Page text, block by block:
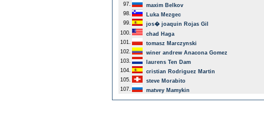
97.
maxim Belkov
98.
Luka Mezgec
99.
jos� joaquin Rojas Gil
100.
chad Haga
101.
tomasz Marczynski
102.
winer andrew Anacona Gomez
103.
laurens Ten Dam
104.
cristian Rodriguez Martin
105.
steve Morabito
107.
matvey Mamykin